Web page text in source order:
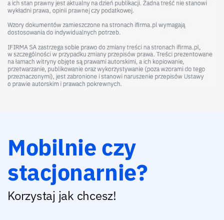
Mobilnie czy
stacjonarnie?
Korzystaj jak chcesz!